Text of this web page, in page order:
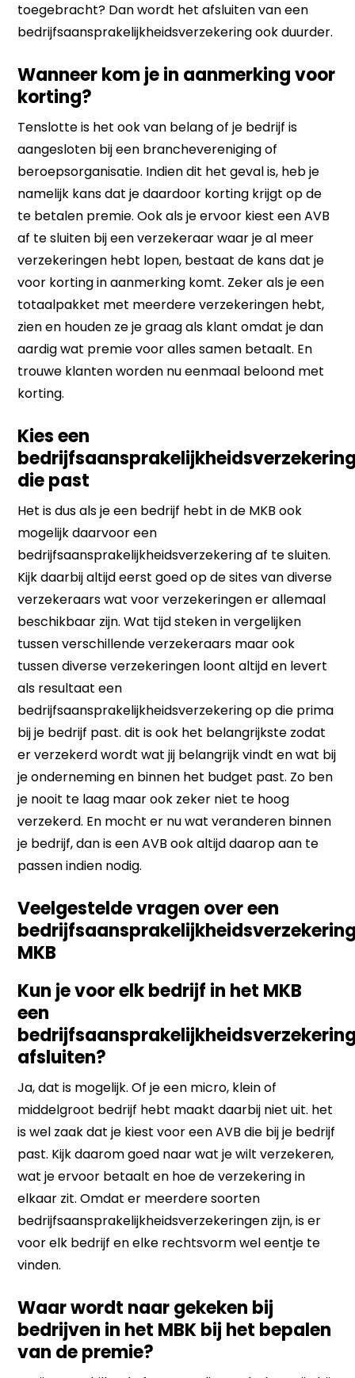
toegebracht? Dan wordt het afsluiten van een
bedrijfsaansprakelijkheidsverzekering ook duurder.
Wanneer kom je in aanmerking voor
korting?
Tenslotte is het ook van belang of je bedrijf is
aangesloten bij een branchevereniging of
beroepsorganisatie. Indien dit het geval is, heb je
namelijk kans dat je daardoor korting krijgt op de
te betalen premie. Ook als je ervoor kiest een AVB
af te sluiten bij een verzekeraar waar je al meer
verzekeringen hebt lopen, bestaat de kans dat je
voor korting in aanmerking komt. Zeker als je een
totaalpakket met meerdere verzekeringen hebt,
zien en houden ze je graag als klant omdat je dan
aardig wat premie voor alles samen betaalt. En
trouwe klanten worden nu eenmaal beloond met
korting.
Kies een
die past
Het is dus als je een bedrijf hebt in de MKB ook
mogelijk daarvoor een
bedrijfsaansprakelijkheidsverzekering af te sluiten.
Kijk daarbij altijd eerst goed op de sites van diverse
verzekeraars wat voor verzekeringen er allemaal
beschikbaar zijn. Wat tijd steken in vergelijken
tussen verschillende verzekeraars maar ook
tussen diverse verzekeringen loont altijd en levert
als resultaat een
bedrijfsaansprakelijkheidsverzekering op die prima
bij je bedrijf past. dit is ook het belangrijkste zodat
er verzekerd wordt wat jij belangrijk vindt en wat bij
je onderneming en binnen het budget past. Zo ben
je nooit te laag maar ook zeker niet te hoog
verzekerd. En mocht er nu wat veranderen binnen
je bedrijf, dan is een AVB ook altijd daarop aan te
passen indien nodig.
Veelgestelde vragen over een
MKB
Kun je voor elk bedrijf in het MKB
een
afsluiten?
Ja, dat is mogelijk. Of je een micro, klein of
middelgroot bedrijf hebt maakt daarbij niet uit. het
is wel zaak dat je kiest voor een AVB die bij je bedrijf
past. Kijk daarom goed naar wat je wilt verzekeren,
wat je ervoor betaalt en hoe de verzekering in
elkaar zit. Omdat er meerdere soorten
bedrijfsaansprakelijkheidsverzekeringen zijn, is er
voor elk bedrijf en elke rechtsvorm wel eentje te
vinden.
Waar wordt naar gekeken bij
bedrijven in het MBK bij het bepalen
van de premie?